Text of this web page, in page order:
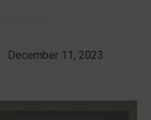
December 11, 2023